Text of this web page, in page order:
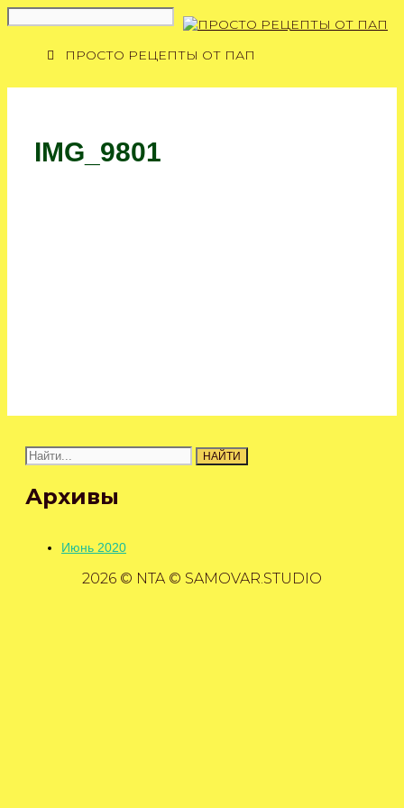
Перейти
к
ПРОСТО РЕЦЕПТЫ ОТ ПАП
IMG_9801
Поиск:
Архивы
Июнь 2020
2026 © NTA © SAMOVAR.STUDIO